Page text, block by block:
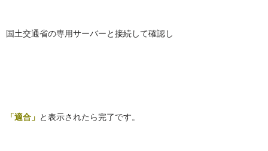
国土交通省の専用サーバーと接続して確認し
「適合」 と表示されたら完了です。